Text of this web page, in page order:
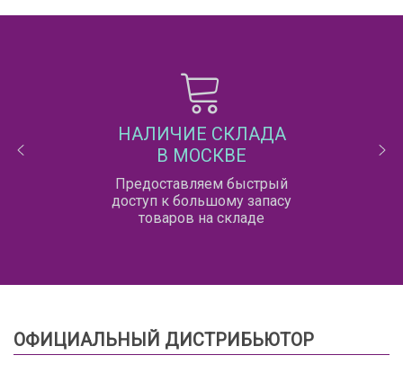
НАЛИЧИЕ СКЛАДА
В МОСКВЕ
Предоставляем быстрый
доступ к большому запасу
товаров на складе
ОФИЦИАЛЬНЫЙ ДИСТРИБЬЮТОР